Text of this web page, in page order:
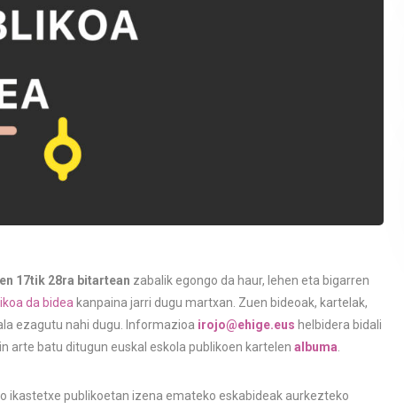
17tik 28ra bitartean zabalik egongo da haur, lehen eta bigarren
da bidea kanpaina jarri dugu martxan. Zuen bideoak, kartelak,
ezagutu nahi dugu. Informazioa irojo@ehige.eus helbidera bidali
arte batu ditugun euskal eskola publikoen kartelen albuma
ikastetxe publikoetan izena emateko eskabideak aurkezteko